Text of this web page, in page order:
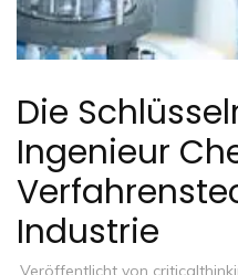
Die
Ingenieur
Industrie
Veröffentlicht von